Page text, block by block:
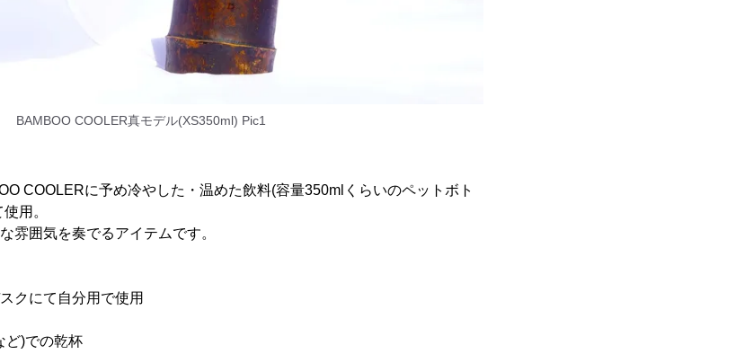
BAMBOO COOLER真モデル(XS350ml) Pic1
COOLERに予め冷やした・温めた飲料(容量350mlくらいのペットボト
用。
雰囲気を奏でるアイテムです。
クにて自分用で使用
ど)での乾杯